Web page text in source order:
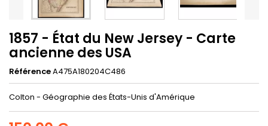
1857 - État du New Jersey - Carte
ancienne des USA
RéférenceA475A180204C486
Colton - Géographie des États-Unis d'Amérique